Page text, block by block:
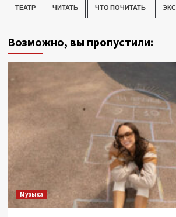
ТЕАТР ЧИТАТЬ ЧТО ПОЧИТАТЬ
Возможно, вы пропустили:
Музыка